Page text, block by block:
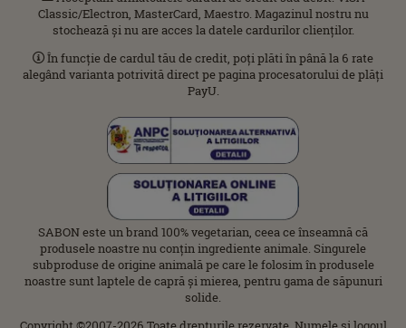
Classic/Electron, MasterCard, Maestro. Magazinul nostru nu
stochează și nu are acces la datele cardurilor clienților.
În funcție de cardul tău de credit, poți plăti în până la 6 rate
alegând varianta potrivită direct pe pagina procesatorului de plăți
PayU.
SABON este un brand 100% vegetarian, ceea ce înseamnă că
produsele noastre nu conțin ingrediente animale. Singurele
subproduse de origine animală pe care le folosim în produsele
noastre sunt laptele de capră și mierea, pentru gama de săpunuri
solide.